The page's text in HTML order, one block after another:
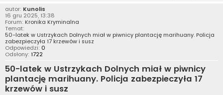
autor: Kunolis
16 gru 2025, 13:38
Forum: Kronika Kryminalna
Temat:
50-latek w Ustrzykach Dolnych miał w piwnicy plantację marihuany. Policja
zabezpieczyła 17 krzewów i susz
Odpowiedzi: 0
Odsłony: 1722
50-latek w Ustrzykach Dolnych miał w piwnicy
plantację marihuany. Policja zabezpieczyła 17
krzewów i susz